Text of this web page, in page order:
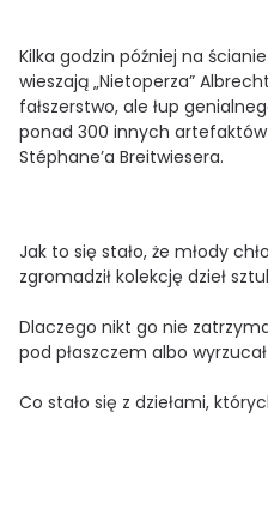
Kilka godzin później na
wieszają „Nietoperza”
fałszerstwo, ale łup
ponad 300 innych
Stéphane’a Breitwiesera.
Jak to się stało, że młody
zgromadził kolekcję dzieł
Dlaczego nikt go nie
pod płaszczem albo
Co stało się z dziełami,